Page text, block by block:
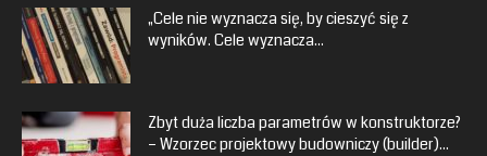
„Cele nie wyznacza się, by cieszyć się z
wyników. Cele wyznacza...
Zbyt duża liczba parametrów w konstruktorze?
– Wzorzec projektowy budowniczy (builder)...